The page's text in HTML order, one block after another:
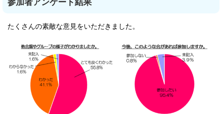
参加者アンケート結果
たくさんの素敵な意見をいただきました。